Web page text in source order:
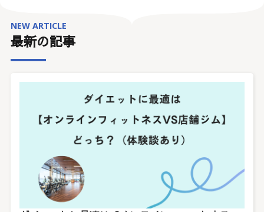
最新の記事
NEW ARTICLE